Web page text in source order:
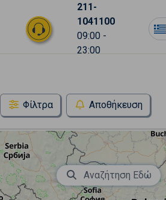
211-
1041100
09:00 -
23:00
Φίλτρα Αποθήκευση
Αναζήτηση Εδώ